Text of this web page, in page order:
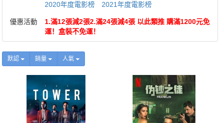
2020年度電影榜
2021年度電影榜
優惠活動
1.滿12張減2張2.滿24張減4張 以此類推 購滿1200元免
運！盒裝不免運！
默認 銷量 人氣